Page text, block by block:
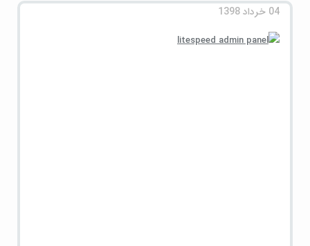
04 خرداد 1398